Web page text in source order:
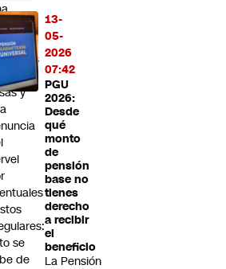
13-
05-
2026
07:42
PGU
2026:
Desde
qué
monto
de
pensión
base no
tienes
derecho
a recibir
el
beneficio
La Pensión
y
se
de